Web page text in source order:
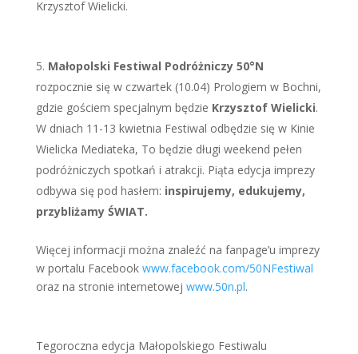
Krzysztof Wielicki.
Małopolski Festiwal Podróżniczy 50°N
rozpocznie się w czwartek (10.04) Prologiem w Bochni,
gdzie gościem specjalnym będzie Krzysztof Wielicki.
W dniach 11-13 kwietnia Festiwal odbędzie się w Kinie
Wielicka Mediateka, To będzie długi weekend pełen
podróżniczych spotkań i atrakcji. Piąta edycja imprezy
odbywa się pod hasłem: inspirujemy, edukujemy,
przybliżamy ŚWIAT.
Więcej informacji można znaleźć na fanpage’u imprezy
w portalu Facebook www.facebook.com/50NFestiwal
oraz na stronie internetowej www.50n.pl.
Tegoroczna edycja Małopolskiego Festiwalu